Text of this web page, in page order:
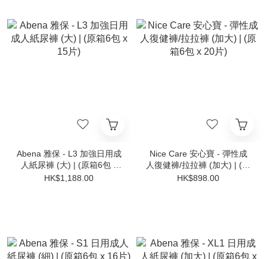
Abena 雅保 - L3 加強日用成
人紙尿褲 (大) | (原箱6包 x
15片)
HK$1,188.00
Nice Care 安心寶 - 彈性成
人復健褲/拉拉褲 (加大) | (原
箱6包 x 20片)
HK$898.00